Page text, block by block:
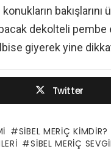
dekolteli pembe
giyerek yine
Twitter
SIBEL MERIÇ
SIBEL MERIÇ